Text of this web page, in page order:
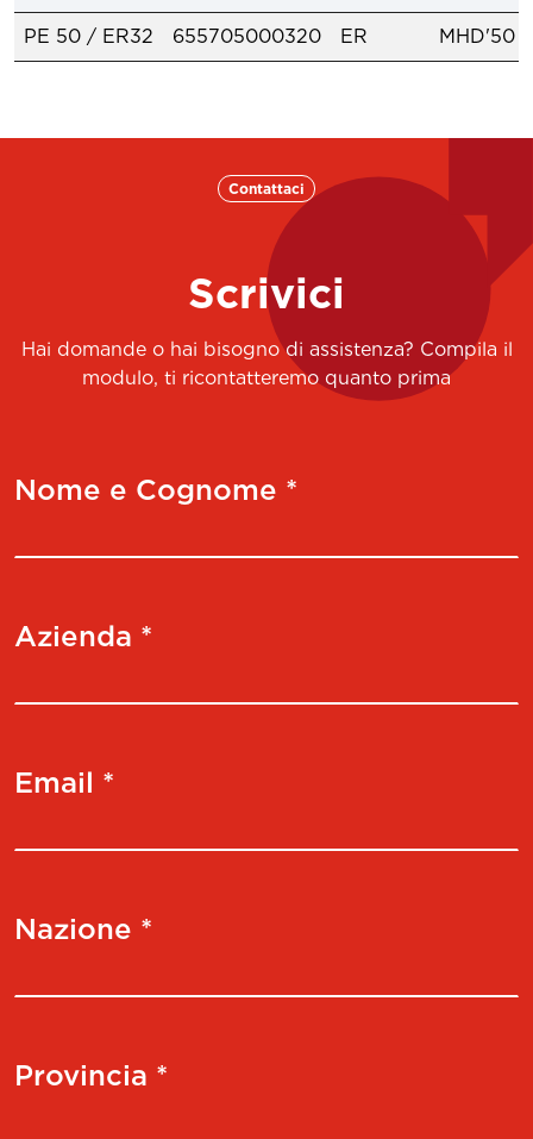
PE 50 / ER32 655705000320 ER MHD'50
Contattaci
Scrivici
Hai domande o hai bisogno di assistenza? Compila il
modulo, ti ricontatteremo quanto prima
Nome e Cognome *
Azienda *
Email *
Nazione *
Provincia *